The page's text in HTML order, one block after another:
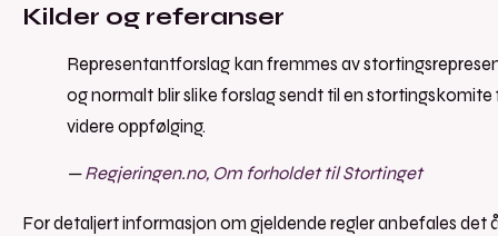
Kilder og referanser
Representantforslag kan fremmes av
og normalt blir slike forslag sendt til en stortingskomite
videre oppfølging.
—Regjeringen.no, Om forholdet til Stortinget
For detaljert informasjon om gjeldende regler anbefales det